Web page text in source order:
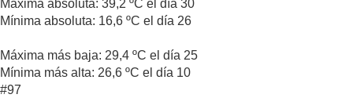
Máxima absoluta: 39,2 ºC el día 30
Mínima absoluta: 16,6 ºC el día 26
Máxima más baja: 29,4 ºC el día 25
Mínima más alta: 26,6 ºC el día 10
#97